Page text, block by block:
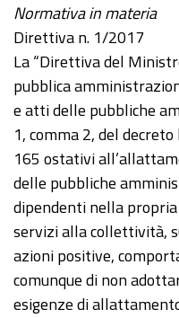
Normativa in materia
Direttiva n. 1/2017
La “Direttiva del
pubblica
e atti delle pubbliche
1, comma 2, del
165 ostativi
delle pubbliche
dipendenti nella
servizi alla collettività,
azioni positive,
comunque di non
esigenze di